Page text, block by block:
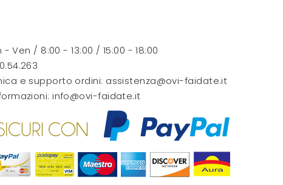
- Ven / 8:00 - 13:00 / 15:00 - 18:00
e supporto ordini: assistenza@ovi-faidate.it
info@ovi-faidate.it